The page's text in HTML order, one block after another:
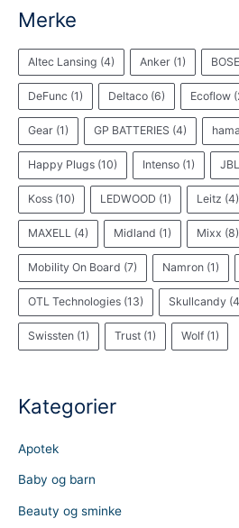
t
s
c
Merke
Altec Lansing (4) Anker (1) BOSE
DeFunc (1) Deltaco (6) Ecoflow
Gear (1) GP BATTERIES (4) hama
Happy Plugs (10) Intenso (1) JBL
Koss (10) LEDWOOD (1) Leitz (4)
MAXELL (4) Midland (1) Mixx (8)
Mobility On Board (7) Namron (1)
OTL Technologies (13) Skullcandy
Swissten (1) Trust (1) Wolf (1)
Kategorier
Apotek
Baby og barn
Beauty og sminke